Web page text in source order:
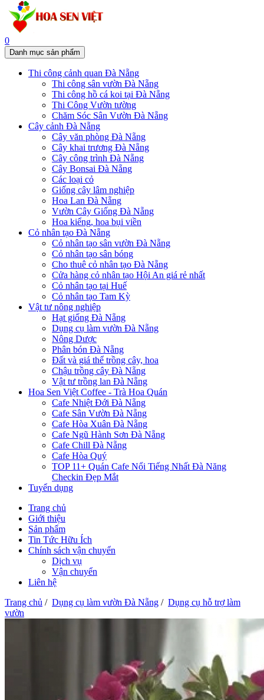
0
Danh mục sản phẩm
Thi công cảnh quan Đà Nẵng
Thi công sân vườn Đà Nẵng
Thi công hồ cá koi tại Đà Nẵng
Thi Công Vườn tường
Chăm Sóc Sân Vườn Đà Nẵng
Cây cảnh Đà Nẵng
Cây văn phòng Đà Nẵng
Cây khai trương Đà Nẵng
Cây công trình Đà Nẵng
Cây Bonsai Đà Nẵng
Các loại cỏ
Giống cây lâm nghiệp
Hoa Lan Đà Nẵng
Vườn Cây Giống Đà Nẵng
Hoa kiểng, hoa bụi viền
Cỏ nhân tạo Đà Nẵng
Cỏ nhân tạo sân vườn Đà Nẵng
Cỏ nhân tạo sân bóng
Cho thuê cỏ nhân tạo Đà Nẵng
Cửa hàng cỏ nhân tạo Hội An giá rẻ nhất
Cỏ nhân tạo tại Huế
Cỏ nhân tạo Tam Kỳ
Vật tư nông nghiệp
Hạt giống Đà Nẵng
Dụng cụ làm vườn Đà Nẵng
Nông Dược
Phân bón Đà Nẵng
Đất và giá thể trồng cây, hoa
Chậu trồng cây Đà Nẵng
Vật tư trồng lan Đà Nẵng
Hoa Sen Việt Coffee - Trà Hoa Quán
Cafe Nhiệt Đới Đà Nẵng
Cafe Sân Vườn Đà Nẵng
Cafe Hòa Xuân Đà Nẵng
Cafe Ngũ Hành Sơn Đà Nẵng
Cafe Chill Đà Nẵng
Cafe Hòa Quý
TOP 11+ Quán Cafe Nổi Tiếng Nhất Đà Năng
Checkin Đẹp Mắt
Tuyển dụng
Trang chủ
Giới thiệu
Sản phẩm
Tin Tức Hữu Ích
Chính sách vận chuyển
Dịch vụ
Vận chuyển
Liên hệ
Trang chủ / Dụng cụ làm vườn Đà Nẵng / Dụng cụ hỗ trợ làm
vườn